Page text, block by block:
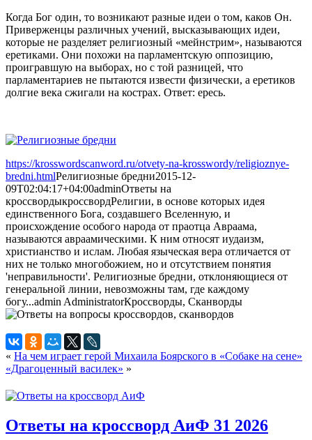
Когда Бог один, то возникают разные идеи о том, каков Он.
Приверженцы различных учений, высказывающих идеи,
которые не разделяет религиозный «мейнстрим», называются
еретиками. Они похожи на парламентскую оппозицию,
проигравшую на выборах, но с той разницей, что
парламентариев не пытаются извести физически, а еретиков
долгие века сжигали на кострах. Ответ: ересь.
https://krosswordscanword.ru/otvety-na-krosswordy/religioznye-
bredni.htmlРелигиозные бредни2015-12-
09T02:04:17+04:00adminОтветы на
кроссвордыкроссвордРелигии, в основе которых идея
единственного Бога, создавшего Вселенную, и
происхождение особого народа от праотца Авраама,
называются авраамическими. К ним относят иудаизм,
христианство и ислам. Любая языческая вера отличается от
них не только многобожием, но и отсутствием понятия
'неправильности'. Религиозные бредни, отклоняющиеся от
генеральной линии, невозможны там, где каждому
богу...admin AdministratorКроссворды, Сканворды
« На чем играет герой Михаила Боярского в «Собаке на сене»
«Драгоценный василек» »
Ответы на кроссворд АиФ 31 2026